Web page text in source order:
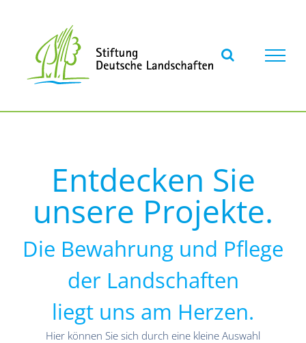
Entdecken Sie
unsere Projekte.
Die Bewahrung und Pflege
der Landschaften
liegt uns am Herzen.
Hier können Sie sich durch eine kleine Auswahl